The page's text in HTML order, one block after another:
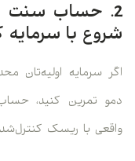
2. حساب سنت
شروع با سرمایه
اگر سرمایه اولیه‌تان
واقعی با ریسک